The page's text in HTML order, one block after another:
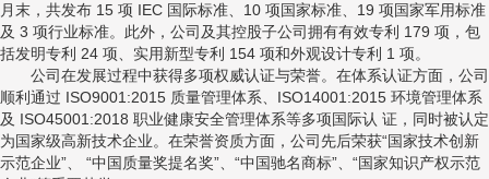
月末，共发布 15 项 IEC 国际标准、10 项国家标准、19 项国家军用标准
及 3 项行业标准。此外，公司及其控股子公司拥有有效专利 179 项，包
括发明专利 24 项、实用新型专利 154 项和外观设计专利 1 项。
公司在发展过程中获得多项权威认证与荣誉。在体系认证方面，公司
顺利通过 ISO9001:2015 质量管理体系、ISO14001:2015 环境管理体系
及 ISO45001:2018 职业健康安全管理体系等多项国际认 证，同时被认定
为国家级高新技术企业。在荣誉资质方面，公司先后荣获“国家技术创新
示范企业”、 “中国质量奖提名奖”、“中国驰名商标”、“国家知识产权示范